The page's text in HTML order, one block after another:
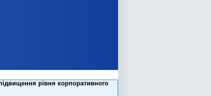
рівня корпоративного